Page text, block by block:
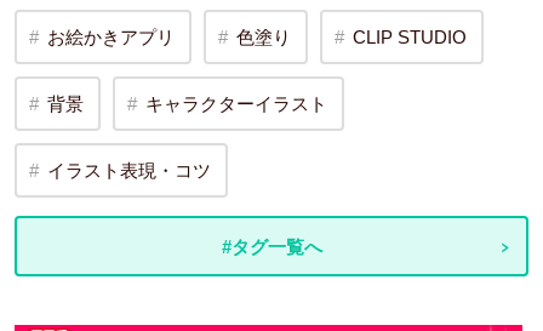
お絵かきアプリ 色塗り CLIP STUDIO
背景 キャラクターイラスト
イラスト表現・コツ
#タグ一覧へ